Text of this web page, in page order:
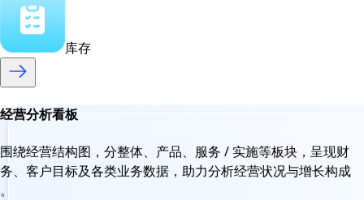
库存
经营分析看板
围绕经营结构图，分整体、产品、服务 / 实施等板块，呈现财
务、客户目标及各类业务数据，助力分析经营状况与增长构成
。